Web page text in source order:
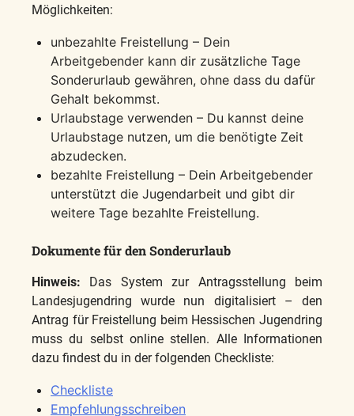
Möglichkeiten:
unbezahlte Freistellung – Dein
Arbeitgebender kann dir zusätzliche Tage
Sonderurlaub gewähren, ohne dass du dafür
Gehalt bekommst.
Urlaubstage verwenden – Du kannst deine
Urlaubstage nutzen, um die benötigte Zeit
abzudecken.
bezahlte Freistellung – Dein Arbeitgebender
unterstützt die Jugendarbeit und gibt dir
weitere Tage bezahlte Freistellung.
Dokumente für den Sonderurlaub
Hinweis: Das System zur Antragsstellung beim
Landesjugendring wurde nun digitalisiert – den
Antrag für Freistellung beim Hessischen Jugendring
muss du selbst online stellen. Alle Informationen
dazu findest du in der folgenden Checkliste:
Checkliste
Empfehlungsschreiben